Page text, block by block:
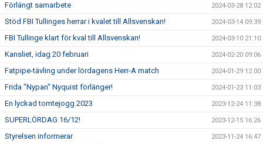
Förlängt samarbete 2024-03-28 12:02
Stöd FBI Tullinges herrar i kvalet till Allsvenskan! 2024-03-14 09:39
FBI Tullinge klart för kval till Allsvenskan! 2024-03-10 21:10
Kansliet, idag 20 februari 2024-02-20 09:06
Fatpipe-tävling under lördagens Herr-A match 2024-01-29 12:00
Frida "Nypan" Nyquist förlänger! 2024-01-23 11:03
En lyckad tomtejogg 2023 2023-12-24 11:38
SUPERLÖRDAG 16/12! 2023-12-15 16:26
Styrelsen informerar 2023-11-24 16:47